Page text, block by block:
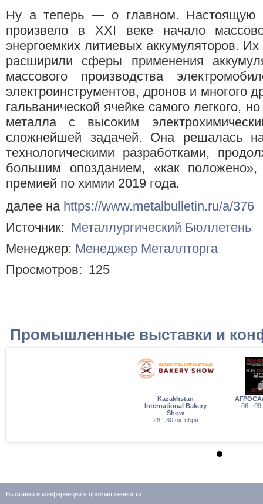
Ну а теперь — о главном. Настоящую
произвело в XXI веке начало
энергоемких литиевых аккумуляторов.
расширили сферы применения
массового производства
электроинструментов, дронов и многого
гальванической ячейке самого легкого,
металла с высоким
сложнейшей задачей. Она решалась
технологическими разработками,
большим опозданием, «как
премией по химии 2019 года.
далее на https://www.metalbulletin.ru/a/376
Источник: Металлургический Бюллетень
Менеджер: Менеджер Металлторга
Просмотров: 125
Промышленные выставки и
Kazakhstan
International Bakery
Show
28 - 30 октября
06 - 09
Выставки и конференции в промышленности